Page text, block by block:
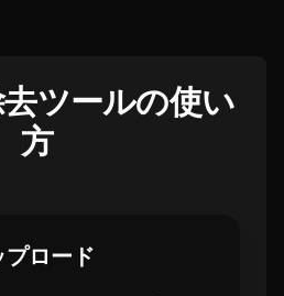
ツールの使い
方
プロード